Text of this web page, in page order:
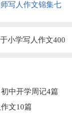
师写人作文锦集七
小学写人作文400
初中开学周记4篇
文10篇